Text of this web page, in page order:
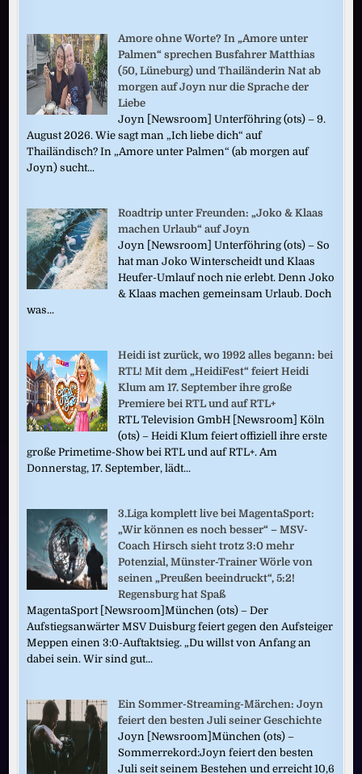
Amore ohne Worte? In „Amore unter
Palmen“ sprechen Busfahrer Matthias
(50, Lüneburg) und Thailänderin Nat ab
morgen auf Joyn nur die Sprache der
Liebe
Joyn [Newsroom] Unterföhring (ots) – 9.
August 2026. Wie sagt man „Ich liebe dich“ auf
Thailändisch? In „Amore unter Palmen“ (ab morgen auf
Joyn) sucht...
Roadtrip unter Freunden: „Joko & Klaas
machen Urlaub“ auf Joyn
Joyn [Newsroom] Unterföhring (ots) – So
hat man Joko Winterscheidt und Klaas
Heufer-Umlauf noch nie erlebt. Denn Joko
& Klaas machen gemeinsam Urlaub. Doch
was...
Heidi ist zurück, wo 1992 alles begann: bei
RTL! Mit dem „HeidiFest“ feiert Heidi
Klum am 17. September ihre große
Premiere bei RTL und auf RTL+
RTL Television GmbH [Newsroom] Köln
(ots) – Heidi Klum feiert offiziell ihre erste
große Primetime-Show bei RTL und auf RTL+. Am
Donnerstag, 17. September, lädt...
3.Liga komplett live bei MagentaSport:
„Wir können es noch besser“ – MSV-
Coach Hirsch sieht trotz 3:0 mehr
Potenzial, Münster-Trainer Wörle von
seinen „Preußen beeindruckt“, 5:2!
Regensburg hat Spaß
MagentaSport [Newsroom]München (ots) – Der
Aufstiegsanwärter MSV Duisburg feiert gegen den Aufsteiger
Meppen einen 3:0-Auftaktsieg. „Du willst von Anfang an
dabei sein. Wir sind gut...
Ein Sommer-Streaming-Märchen: Joyn
feiert den besten Juli seiner Geschichte
Joyn [Newsroom]München (ots) –
Sommerrekord:Joyn feiert den besten
Juli seit seinem Bestehen und erreicht 10,6